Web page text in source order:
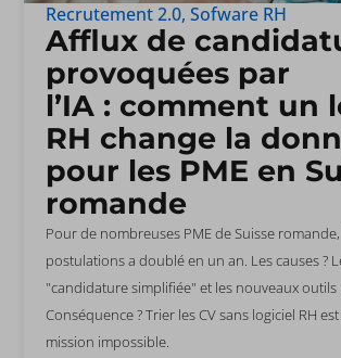
Recrutement 2.0,Sofware RH
Afflux de
provoquées par
l’IA : comment un
RH change la
pour les PME en
romande
Pour de nombreuses PME de Suisse
postulations a doublé en un an. Les causes ?
"candidature simplifiée" et les nouveaux outils
Conséquence ? Trier les CV sans logiciel RH
mission impossible.